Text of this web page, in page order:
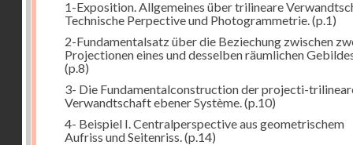
1-Exposition. Allgemeines über trilineare
Technische Perpective und Photogrammetrie. (p.1)
2-Fundamentalsatz über die Beziechung zwischen
Projectionen eines und desselben räumlichen
(p.8)
3- Die Fundamentalconstruction der projecti-
Verwandtschaft ebener Système. (p.10)
4- Beispiel I. Centralperspective aus geometrischem
Aufriss und Seitenriss. (p.14)